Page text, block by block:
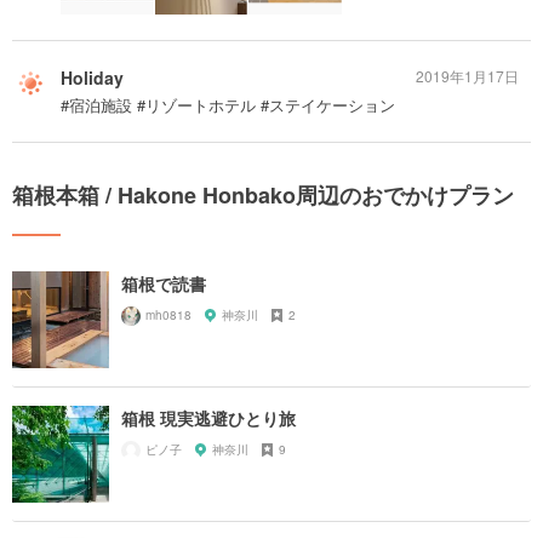
Holiday
#宿泊施設 #リゾートホテル #ステイケーション
2019年1月17日
箱根本箱 / Hakone Honbako周辺のおでかけプラン
箱根で読書
mh0818 神奈川 2
箱根 現実逃避ひとり旅
ピノ子 神奈川 9